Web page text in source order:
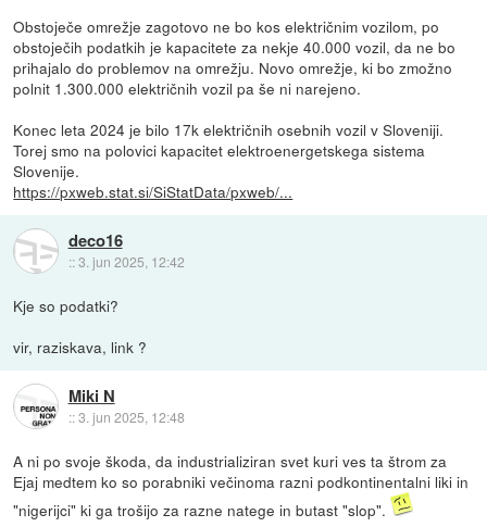
Obstoječe omrežje zagotovo ne bo kos električnim vozilom, po
obstoječih podatkih je kapacitete za nekje 40.000 vozil, da ne bo
prihajalo do problemov na omrežju. Novo omrežje, ki bo zmožno
polnit 1.300.000 električnih vozil pa še ni narejeno.
Konec leta 2024 je bilo 17k električnih osebnih vozil v Sloveniji.
Torej smo na polovici kapacitet elektroenergetskega sistema
Slovenije.
https://pxweb.stat.si/SiStatData/pxweb/...
deco16
::3. jun 2025, 12:42
Kje so podatki?
vir, raziskava, link ?
Miki N
::3. jun 2025, 12:48
A ni po svoje škoda, da industrializiran svet kuri ves ta štrom za
Ejaj medtem ko so porabniki večinoma razni podkontinentalni liki in
"nigerijci" ki ga trošijo za razne natege in butast "slop".